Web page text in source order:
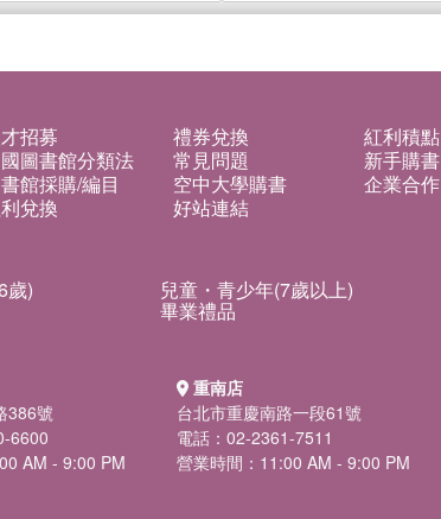
招募 禮券兌換
紅利積點
圖書館分類法 常見問題
新手購書
館採購/編目 空中大學購書
企業合作
兌換 好站連結
歲) 兒童・青少年(7歲以上)
畢業禮品
386號
6600
AM - 9:00 PM
重南店
台北市重慶南路一段61號
電話：02-2361-7511
營業時間：11:00 AM - 9:00 PM